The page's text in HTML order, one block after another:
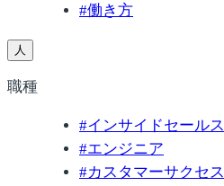
#働き方
人
職種
#インサイドセールス
#エンジニア
#カスタマーサクセス